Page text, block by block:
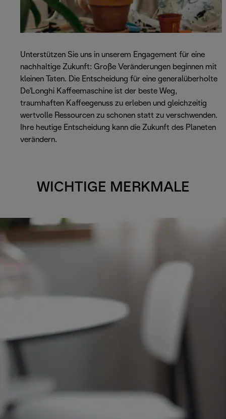
Unterstützen Sie uns in unserem Engagement für eine
nachhaltige Zukunft: Große Veränderungen beginnen mit
kleinen Taten. Die Entscheidung für eine generalüberholte
De'Longhi Kaffeemaschine ist der beste Weg,
traumhaften Kaffeegenuss zu erleben und gleichzeitig
wertvolle Ressourcen zu schonen statt zu verschwenden.
Ihre heutige Entscheidung kann die Zukunft des Planeten
verändern.
WICHTIGE MERKMALE